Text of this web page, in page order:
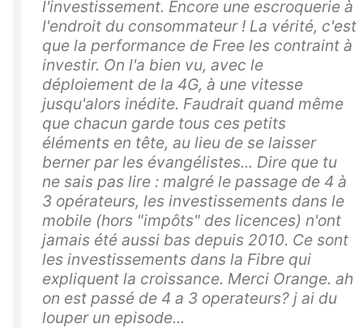
l'investissement. Encore une escroquerie à
l'endroit du consommateur ! La vérité, c'est
que la performance de Free les contraint à
investir. On l'a bien vu, avec le
déploiement de la 4G, à une vitesse
jusqu'alors inédite. Faudrait quand même
que chacun garde tous ces petits
éléments en tête, au lieu de se laisser
berner par les évangélistes... Dire que tu
ne sais pas lire : malgré le passage de 4 à
3 opérateurs, les investissements dans le
mobile (hors "impôts" des licences) n'ont
jamais été aussi bas depuis 2010. Ce sont
les investissements dans la Fibre qui
expliquent la croissance. Merci Orange. ah
on est passé de 4 a 3 operateurs? j ai du
louper un episode...